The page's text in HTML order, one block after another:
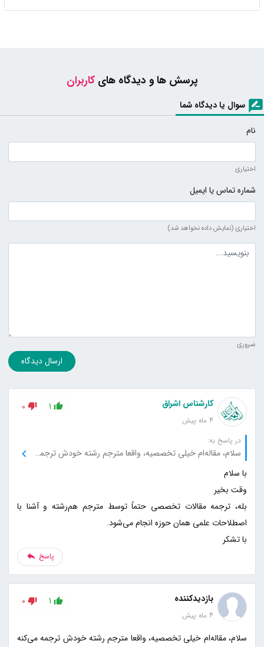
پرسش ها و دیدگاه هایکاربران
سوال یا دیدگاه شما
نام
اختیاری
شماره تماس یا ایمیل
اختیاری (نمایش داده نخواهد شد)
متن دیدگاه
ضروری
ارسال دیدگاه
کارشناس اشراق
4 ماه پیش
1
0
در پاسخ به:
سلام، مقاله‌ام خیلی تخصصیه، واقعا مترجم رشته خودش ترجمه می‌کنه یا عمومی هست؟
بله، ترجمه مقالات تخصصی حتماً توسط مترجم هم‌رشته و آشنا با
با تشکر
پاسخ
بازدیدکننده
4 ماه پیش
1
0
سلام، مقاله‌ام خیلی تخصصیه، واقعا مترجم رشته خودش ترجمه می‌کنه